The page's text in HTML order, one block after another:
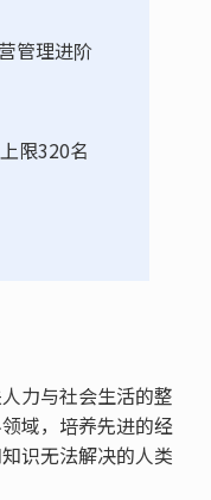
管理进阶
限320名
力与社会生活的整
域，培养先进的经
识无法解决的人类